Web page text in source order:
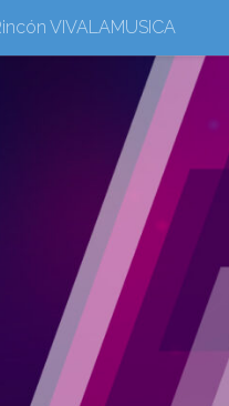
VIVALAMUSICA
eurovision 2018
Sin categoría